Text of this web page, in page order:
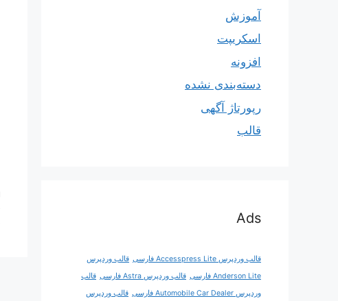
آموزش
اسکریپت
افزونه
دسته‌بندی نشده
رپورتاژ آگهی
قالب
Ads
قالب وردپرس Accesspress Lite فارسی
قالب وردپرس
Anderson Lite فارسی
قالب وردپرس Astra فارسی
قالب
وردپرس Automobile Car Dealer فارسی
قالب وردپرس